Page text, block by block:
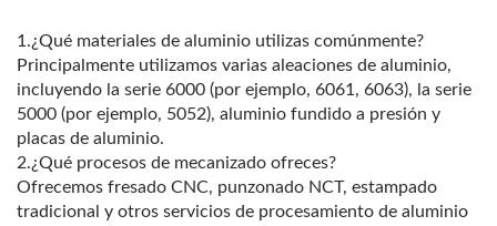
1.¿Qué materiales de aluminio utilizas comúnmente?
Principalmente utilizamos varias aleaciones de aluminio,
incluyendo la serie 6000 (por ejemplo, 6061, 6063), la serie
5000 (por ejemplo, 5052), aluminio fundido a presión y
placas de aluminio.
2.¿Qué procesos de mecanizado ofreces?
Ofrecemos fresado CNC, punzonado NCT, estampado
tradicional y otros servicios de procesamiento de aluminio